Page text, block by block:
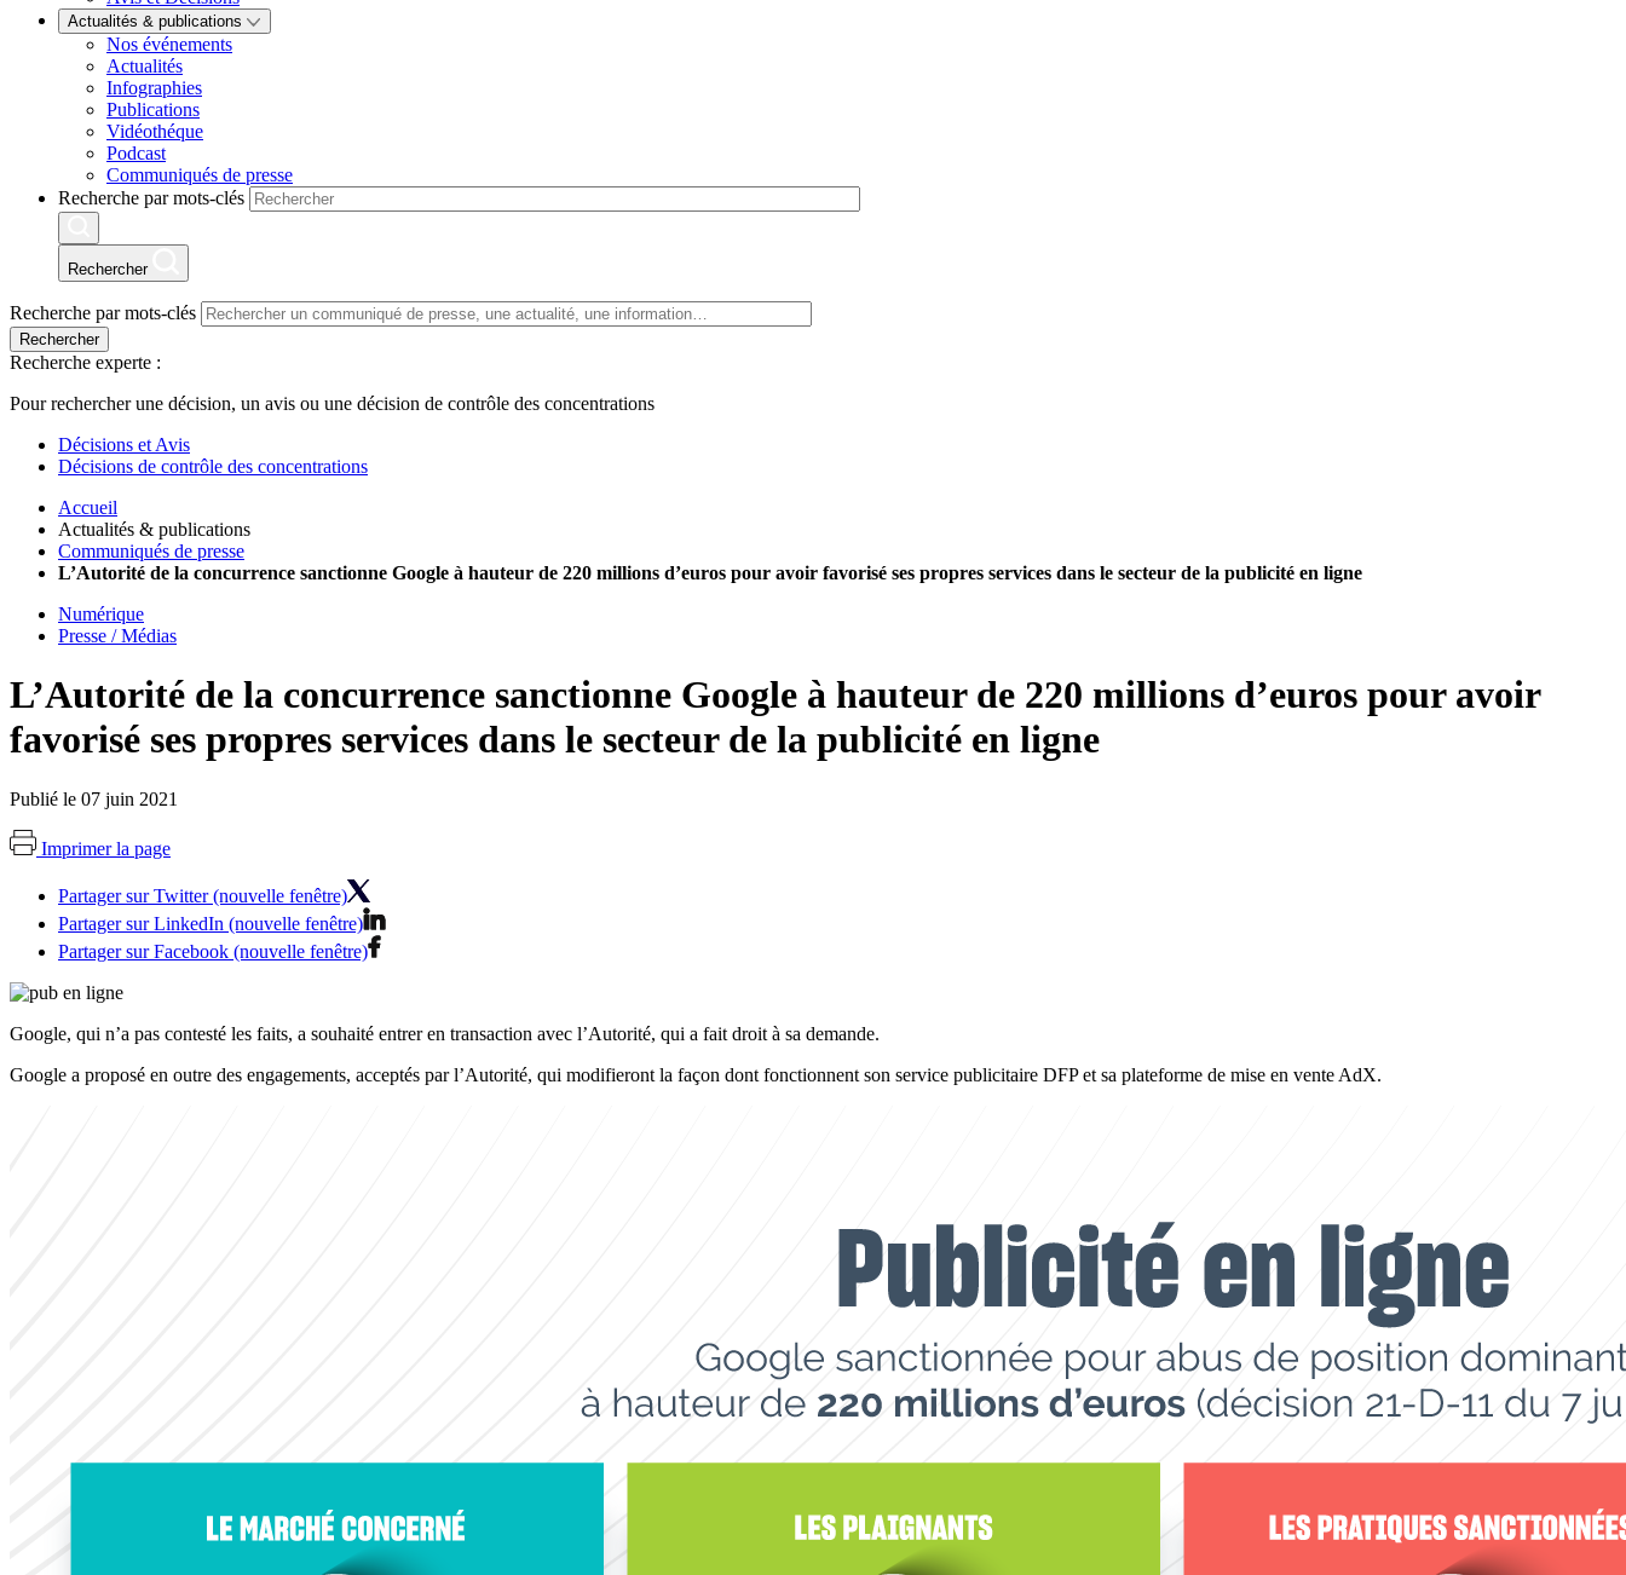
Actualités & publications
Nos événements
Actualités
Infographies
Publications
Vidéothéque
Podcast
Communiqués de presse
Recherche par mots-clés
Rechercher
Recherche par mots-clés
Rechercher
Recherche experte :
Pour rechercher une décision, un avis ou une décision de contrôle des concentrations
Décisions et Avis
Décisions de contrôle des concentrations
Accueil
Actualités & publications
Communiqués de presse
L’Autorité de la concurrence sanctionne Google à hauteur de 220 millions d’euros pour avoir favorisé ses propres services dans le secteur de la publicité en ligne
Numérique
Presse / Médias
L’Autorité de la concurrence sanctionne Google à hauteur de 220 millions d’euros pour avoir
favorisé ses propres services dans le secteur de la publicité en ligne
Publié le 07 juin 2021
Imprimer la page
Partager sur Twitter (nouvelle fenêtre)
Partager sur LinkedIn (nouvelle fenêtre)
Partager sur Facebook (nouvelle fenêtre)
Google, qui n’a pas contesté les faits, a souhaité entrer en transaction avec l’Autorité, qui a fait droit à sa demande.
Google a proposé en outre des engagements, acceptés par l’Autorité, qui modifieront la façon dont fonctionnent son service publicitaire DFP et sa plateforme de mise en vente AdX.